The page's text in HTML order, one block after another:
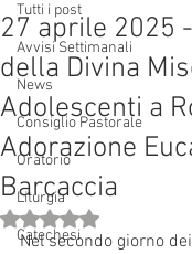
Tutti i post
Avvisi Settimanali
News
Consiglio Pastorale
Oratorio
Liturgia
Catechesi
27 aprile 2025
della Divina
Adolescenti a
Adorazione
Barcaccia
Valutazione NaN stelle
Nel secondo giorno